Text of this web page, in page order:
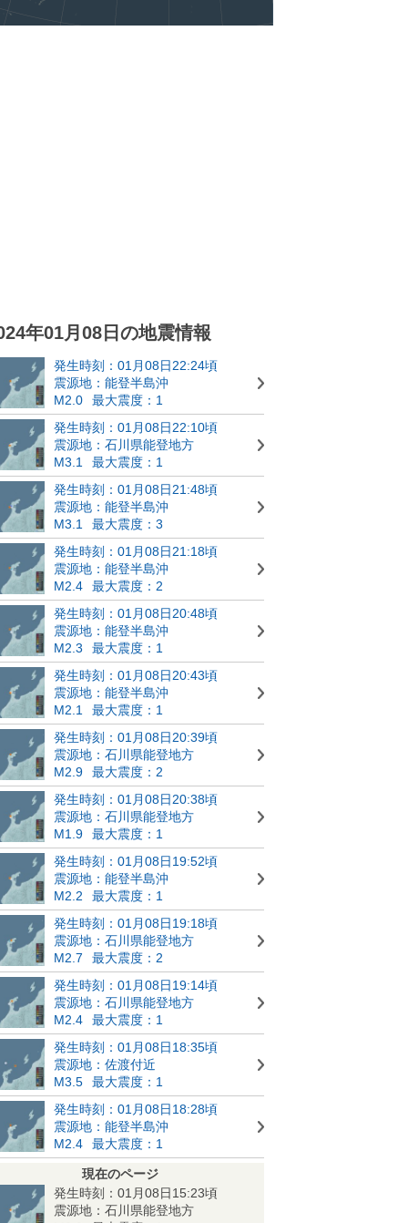
年01月08日の地震情報
発生時刻：01月08日22:24頃
震源地：能登半島沖
M2.0
最大震度：1
発生時刻：01月08日22:10頃
震源地：石川県能登地方
M3.1
最大震度：1
発生時刻：01月08日21:48頃
震源地：能登半島沖
M3.1
最大震度：3
発生時刻：01月08日21:18頃
震源地：能登半島沖
M2.4
最大震度：2
発生時刻：01月08日20:48頃
震源地：能登半島沖
M2.3
最大震度：1
発生時刻：01月08日20:43頃
震源地：能登半島沖
M2.1
最大震度：1
発生時刻：01月08日20:39頃
震源地：石川県能登地方
M2.9
最大震度：2
発生時刻：01月08日20:38頃
震源地：石川県能登地方
M1.9
最大震度：1
発生時刻：01月08日19:52頃
震源地：能登半島沖
M2.2
最大震度：1
発生時刻：01月08日19:18頃
震源地：石川県能登地方
M2.7
最大震度：2
発生時刻：01月08日19:14頃
震源地：石川県能登地方
M2.4
最大震度：1
発生時刻：01月08日18:35頃
震源地：佐渡付近
M3.5
最大震度：1
発生時刻：01月08日18:28頃
震源地：能登半島沖
M2.4
最大震度：1
現在のページ
発生時刻：01月08日15:23頃
震源地：石川県能登地方